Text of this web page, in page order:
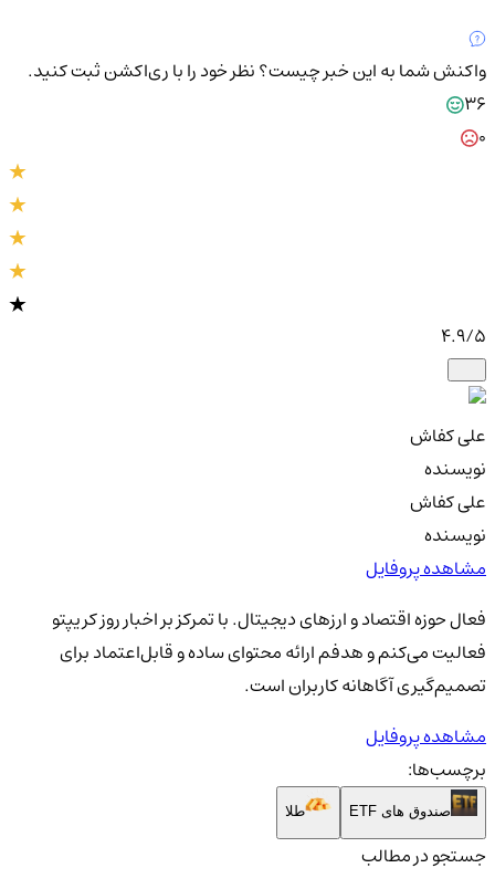
واکنش شما به این خبر چیست؟نظر خود را با ری‌اکشن ثبت کنید.
36
4.9/5
علی کفاش
نویسنده
علی کفاش
نویسنده
مشاهده پروفایل
فعال حوزه اقتصاد و ارزهای دیجیتال. با تمرکز بر اخبار روز کریپتو
فعالیت می‌کنم و هدفم ارائه محتوای ساده و قابل‌اعتماد برای
تصمیم‌گیری آگاهانه کاربران است.
مشاهده پروفایل
برچسب‌ها:
صندوق های ETF طلا
جستجو در مطالب